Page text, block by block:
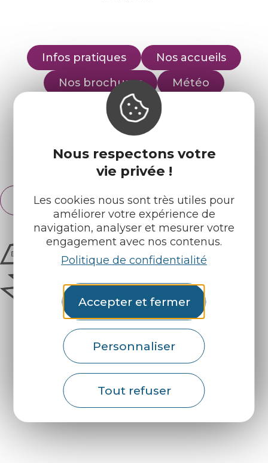
Nous respectons votre
vie privée !
Les cookies nous sont très utiles pour
améliorer votre expérience de
navigation, analyser et mesurer votre
engagement avec nos contenus.
Politique de confidentialité
Accepter et fermer
Personnaliser
Tout refuser
Infos pratiques
Nos accueils
Nos brochures
Météo
Retrouvez-nous sur :
Espace pro Partenaires
Français
English
Comment venir ?